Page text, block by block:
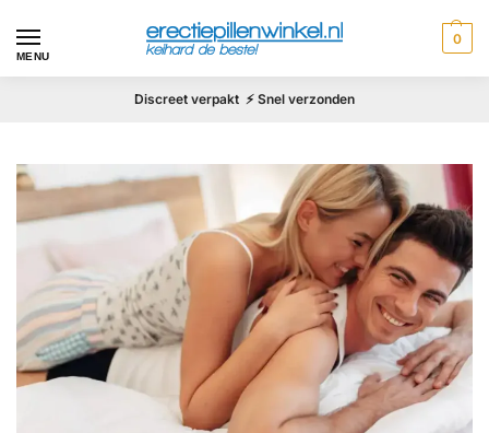
MENU
0
Discreet verpakt ⚡ Snel verzonden